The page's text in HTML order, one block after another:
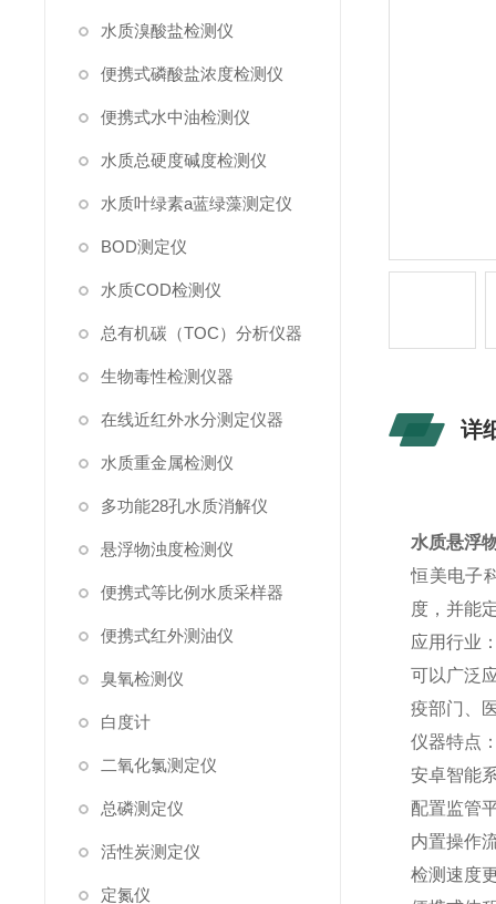
水质溴酸盐检测仪
便携式磷酸盐浓度检测仪
便携式水中油检测仪
水质总硬度碱度检测仪
水质叶绿素a蓝绿藻测定仪
BOD测定仪
水质COD检测仪
总有机碳（TOC）分析仪器
生物毒性检测仪器
在线近红外水分测定仪器
水质重金属检测仪
多功能28孔水质消解仪
悬浮物浊度检测仪
便携式等比例水质采样器
便携式红外测油仪
臭氧检测仪
白度计
二氧化氯测定仪
总磷测定仪
活性炭测定仪
定氮仪
详
水质悬浮
恒美电子
度，并能
应用行业
可以广泛
疫部门、
仪器特点
安卓智能
配置监管
内置操作
检测速度